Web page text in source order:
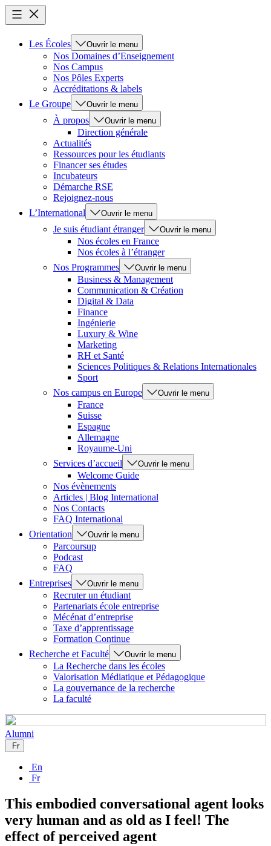
Les Écoles Ouvrir le menu
Nos Domaines d’Enseignement
Nos Campus
Nos Pôles Experts
Accréditations & labels
Le Groupe
Ouvrir le menu
À propos Ouvrir le menu
Direction générale
Actualités
Ressources pour les étudiants
Financer ses études
Incubateurs
Démarche RSE
Rejoignez-nous
L’International
Ouvrir le menu
Je suis étudiant étranger Ouvrir le menu
Nos écoles en France
Nos écoles à l’étranger
Nos Programmes
Ouvrir le menu
Business & Management
Communication & Création
Digital & Data
Finance
Ingénierie
Luxury & Wine
Marketing
RH et Santé
Sciences Politiques & Relations Internationales
Sport
Nos campus en Europe
Ouvrir le menu
France
Suisse
Espagne
Allemagne
Royaume-Uni
Services d’accueil
Ouvrir le menu
Welcome Guide
Nos évènements
Articles | Blog International
Nos Contacts
FAQ International
Orientation
Ouvrir le menu
Parcoursup
Podcast
FAQ
Entreprises
Ouvrir le menu
Recruter un étudiant
Partenariats école entreprise
Mécénat d’entreprise
Taxe d’apprentissage
Formation Continue
Recherche et Faculté
Ouvrir le menu
La Recherche dans les écoles
Valorisation Médiatique et Pédagogique
La gouvernance de la recherche
La faculté
Alumni
Fr
En
Fr
This embodied conversational agent looks
very human and as old as I feel! The
effect of perceived agent